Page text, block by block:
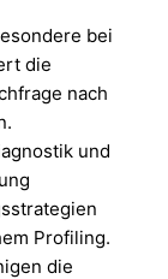
bei
die
nach
und
Profiling.
die